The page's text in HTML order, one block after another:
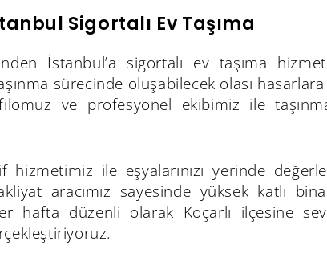
Sigortalı Ev Taşıma
İstanbul’a sigortalı ev taşıma
sürecinde oluşabilecek olası
ve profesyonel ekibimiz ile
hizmetimiz ile eşyalarınızı yerinde
aracımız sayesinde yüksek katlı
hafta düzenli olarak Koçarlı ilçesine